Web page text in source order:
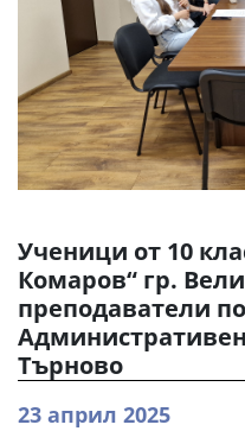
Ученици от 10
Комаров“ гр.
преподаватели
Търново
23 април 2025